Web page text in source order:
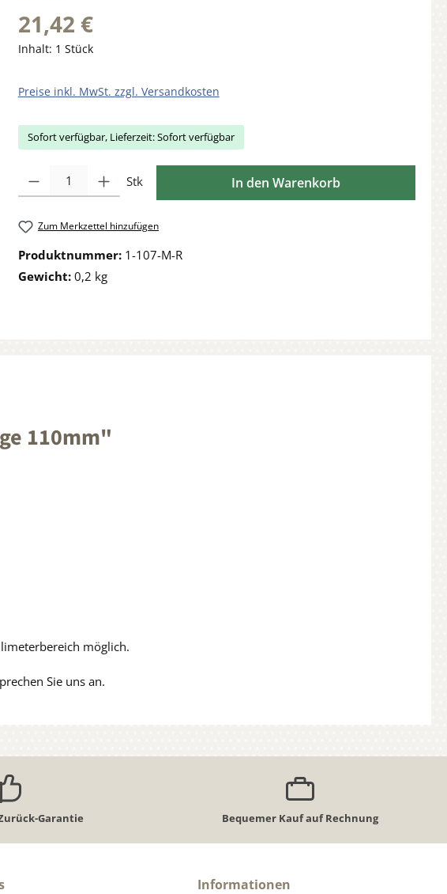
21,42 €
Inhalt: 1 Stück
Preise inkl. MwSt. zzgl. Versandkosten
Sofort verfügbar, Lieferzeit: Sofort verfügbar
Stk In den Warenkorb
Zum Merkzettel hinzufügen
Produktnummer: 1-107-M-R
Gewicht: 0,2 kg
110mm"
möglich.
Sie uns an.
Garantie Bequemer Kauf auf Rechnung
Informationen